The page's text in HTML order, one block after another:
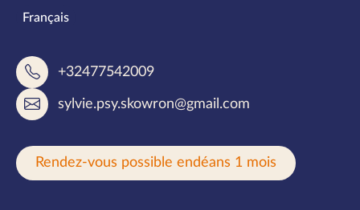
Langues parlées
Français
+32477542009
sylvie.psy.skowron@gmail.com
Rendez-vous possible endéans 1 mois